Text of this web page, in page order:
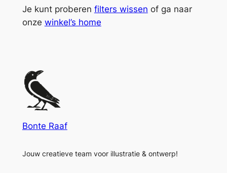
Je kunt proberen filters wissen of ga naar
onze winkel’s home
Bonte Raaf
Jouw creatieve team voor illustratie & ontwerp!